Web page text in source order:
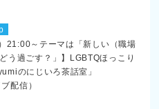
21:00～テーマは「新しい（職場
う過ごす？」】LGBTQほっこり
のにじいろ茶話室」
配信）